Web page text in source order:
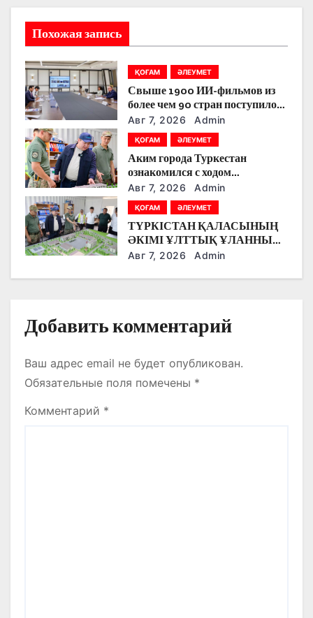
и
я
п
о
з
а
п
и
с
я
Похожая запись
ҚОҒАМ ӘЛЕУМЕТ
Свыше 1900 ИИ-фильмов из
более чем 90 стран поступило
на Astana AI Film Festival
Авг 7, 2026 Admin
ҚОҒАМ ӘЛЕУМЕТ
Аким города Туркестан
ознакомился с ходом
строительства военного
городка Национальной гвардии
Авг 7, 2026 Admin
ҚОҒАМ ӘЛЕУМЕТ
ТҮРКІСТАН ҚАЛАСЫНЫҢ
ӘКІМІ ҰЛТТЫҚ ҰЛАННЫҢ
ЖАҢА ӘСКЕРИ
ҚҰРЫЛЫС БАРЫСЫМЕН
Авг 7, 2026 Admin
Добавить комментарий
Ваш адрес email не будет опубликован.
Обязательные поля помечены *
Комментарий *